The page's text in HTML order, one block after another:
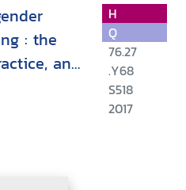
: the
and
H
Q
76.27
.Y68
S518
2017